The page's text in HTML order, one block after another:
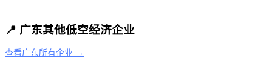
📍 广东其他低空经济企业
查看广东所有企业 →